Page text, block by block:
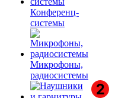
Конференц-
системы
Микрофоны,
радиосистемы